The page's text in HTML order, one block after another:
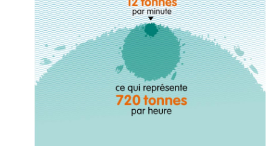
Geek
Green
Humeur
Lectures
Lyon
Lyon à Livre Ouvert